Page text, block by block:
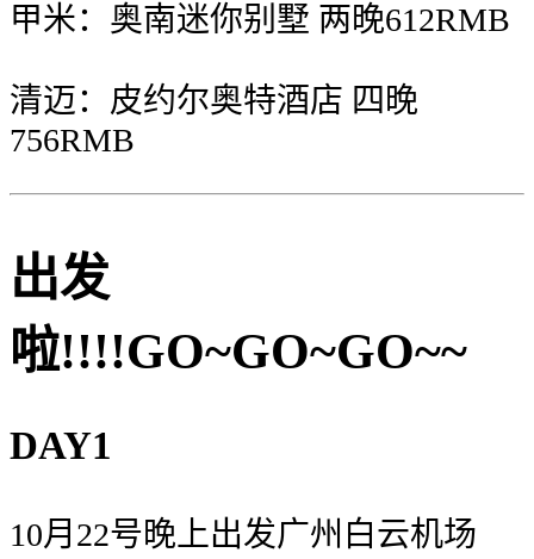
甲米：奥南迷你别墅 两晚612RMB
清迈：皮约尔奥特酒店 四晚
756RMB
出发
啦!!!!GO~GO~GO~~
DAY1
10月22号晚上出发广州白云机场